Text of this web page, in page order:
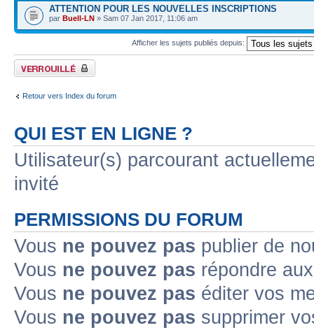
ATTENTION POUR LES NOUVELLES INSCRIPTIONS
par Buell-LN » Sam 07 Jan 2017, 11:06 am
Afficher les sujets publiés depuis:
Forum verrouillé
Retour vers Index du forum
QUI EST EN LIGNE ?
Utilisateur(s) parcourant
invité
PERMISSIONS DU FORUM
Vous ne pouvez pas publier de
Vous ne pouvez pas répondre
Vous ne pouvez pas éditer vos
Vous ne pouvez pas supprimer